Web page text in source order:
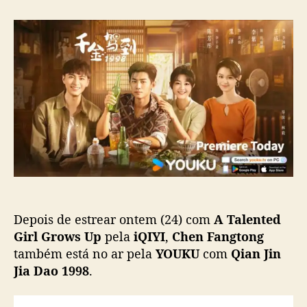
r
d
o
o
t
d
e
p
u
b
l
i
c
a
ç
ã
Q
i
a
n
J
i
n
J
i
a
D
1
9
9
t
Depois de estrear ontem (24) com A Talented
Girl Grows Up pela iQIYI, Chen Fangtong
também está no ar pela YOUKUcom Qian Jin
Jia Dao 1998.